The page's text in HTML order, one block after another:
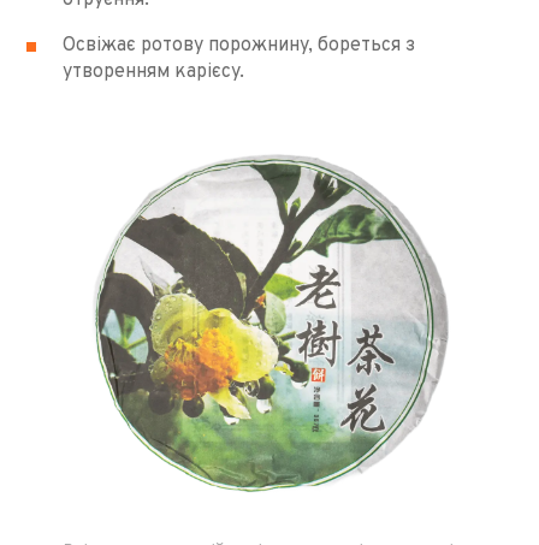
Освіжає ротову порожнину, бореться з
утворенням карієсу.